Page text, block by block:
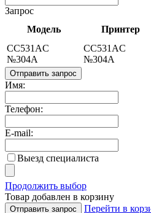
Запрос
Модель
Принтер
CC531AC
№304A
CC531AC
№304A
Отправить запрос
Имя:
Телефон:
E-mail:
Выезд специалиста
Продолжить выбор
Товар добавлен в корзину
Отправить запрос Перейти в